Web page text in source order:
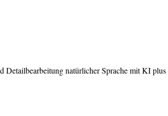
natürlicher Sprache mit KI plus